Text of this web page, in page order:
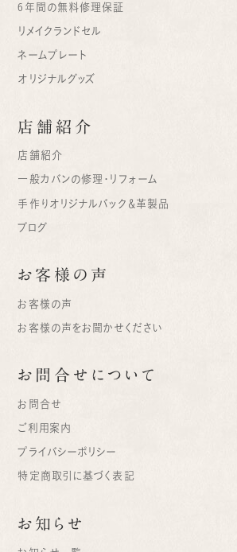
6年間の無料修理保証
リメイクランドセル
ネームプレート
オリジナルグッズ
店舗紹介
店舗紹介
一般カバンの修理・リフォーム
手作りオリジナルバック＆革製品
ブログ
お客様の声
お客様の声
お客様の声をお聞かせください
お問合せについて
お問合せ
ご利用案内
プライバシーポリシー
特定商取引に基づく表記
お知らせ